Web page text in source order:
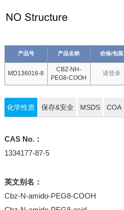
产品号 产品名称 价格/包装
MD136016-8
CBZ-NH-
PEG8-COOH
请登录
化学性质 保存&安全 MSDS COA
CAS No.：
1334177-87-5
英文别名：
Cbz-N-amido-PEG8-COOH